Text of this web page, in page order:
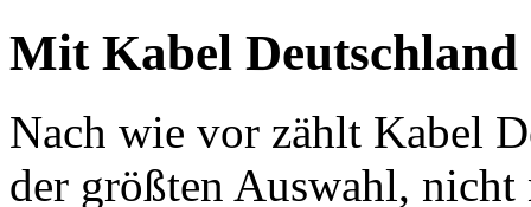
Mit Kabel Deutschland
Nach wie vor zählt Kabel
der größten Auswahl,